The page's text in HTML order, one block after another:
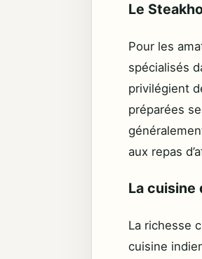
Le
Pour les
spécialisés
privilégient
préparées
aux repas
La cuisine
La richesse
cuisine